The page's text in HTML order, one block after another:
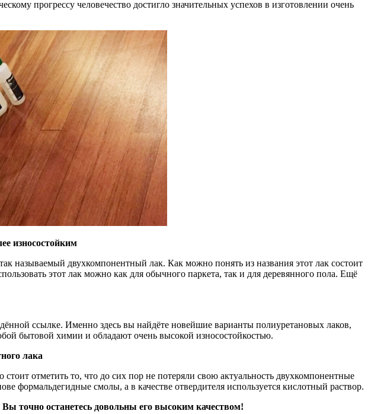
прогрессу человечество достигло значительных успехов в изготовлении очень
износостойким
называемый двухкомпонентный лак. Как можно понять из названия этот лак состоит
этот лак можно как для обычного паркета, так и для деревянного пола. Ещё
ссылке. Именно здесь вы найдёте новейшие варианты полиуретановых лаков,
бытовой химии и обладают очень высокой износостойкостью.
лака
отметить то, что до сих пор не потеряли свою актуальность двухкомпонентные
формальдегидные смолы, а в качестве отвердителя используется кислотный раствор.
точно останетесь довольны его высоким качеством!